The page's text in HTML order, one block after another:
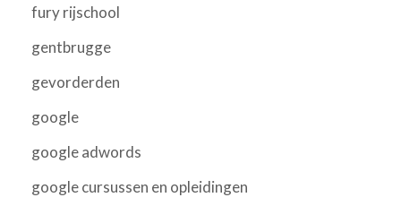
fury rijschool
gentbrugge
gevorderden
google
google adwords
google cursussen en opleidingen